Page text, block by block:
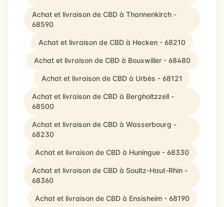
Achat et livraison de CBD à Thannenkirch -
68590
Achat et livraison de CBD à Hecken - 68210
Achat et livraison de CBD à Bouxwiller - 68480
Achat et livraison de CBD à Urbès - 68121
Achat et livraison de CBD à Bergholtzzell -
68500
Achat et livraison de CBD à Wasserbourg -
68230
Achat et livraison de CBD à Huningue - 68330
Achat et livraison de CBD à Soultz-Haut-Rhin -
68360
Achat et livraison de CBD à Ensisheim - 68190